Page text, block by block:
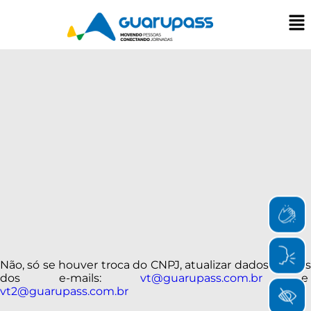
Não, só se houver troca do CNPJ, atualizar dados através
dos e-mails: vt@guarupass.com.br e
vt2@guarupass.com.br